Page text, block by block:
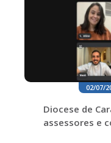
02/07/
Diocese de
assessores e